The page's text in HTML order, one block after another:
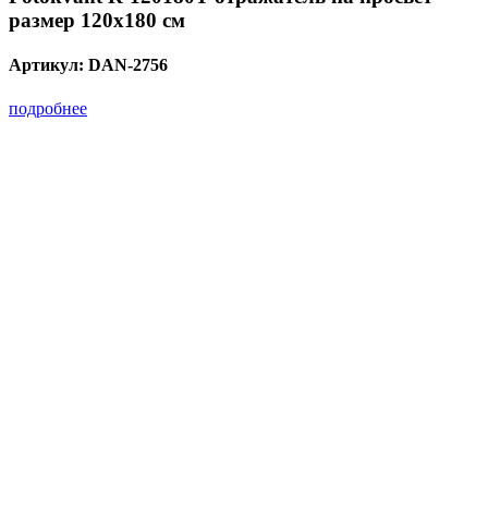
размер 120х180 см
Артикул: DAN-2756
подробнее